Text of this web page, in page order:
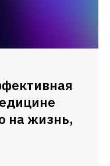
на жизнь,